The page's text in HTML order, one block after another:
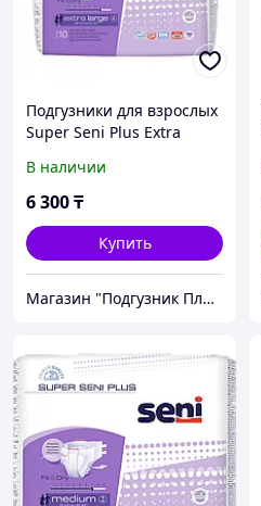
Подгузники для взрослых
Super Seni Plus Extra
В наличии
6 300₸
Купить
Магазин "Подгузник Плюс"